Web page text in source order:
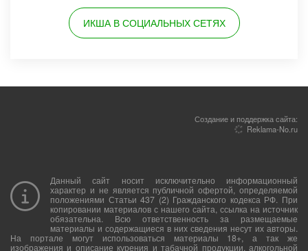
ИКША В СОЦИАЛЬНЫХ СЕТЯХ
Создание и поддержка сайта:
Reklama-No.ru
Данный сайт носит исключительно информационный
характер и не является публичной офертой, определяемой
положениями Статьи 437 (2) Гражданского кодекса РФ. При
копировании материалов с нашего сайта, ссылка на источник
обязательна. Всю ответственность за размещаемые
материалы и содержащиеся в них сведения несут их авторы.
На портале могут использоваться материалы 18+, а так же
изображения и описание курения и табачной продукции, алкогольной